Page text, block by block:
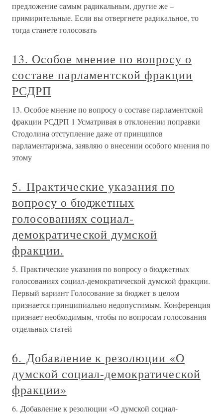
предложение самым радикальным, другие же –
примирительные. Если вы отвергнете радикальное, то
тогда станете голосовать
13. Особое мнение по вопросу о
составе парламентской фракции
РСДРП
13. Особое мнение по вопросу о составе парламентской
фракции РСДРП 1 Усматривая в отклонении поправки
Стодолина отступление даже от принципов
парламентаризма, заявляю о внесении особого мнения по
этому
5. Практические указания по
вопросу о бюджетных
голосованиях социал-
демократической думской
фракции.
5. Практические указания по вопросу о бюджетных
голосованиях социал-демократической думской фракции.
Первый вариант Голосование за бюджет в целом
признается принципиально недопустимым. Конференция
признает необходимым, чтобы по вопросам голосования
отдельных статей
6. Добавление к резолюции «О
думской социал-демократической
фракции»
6. Добавление к резолюции «О думской социал-